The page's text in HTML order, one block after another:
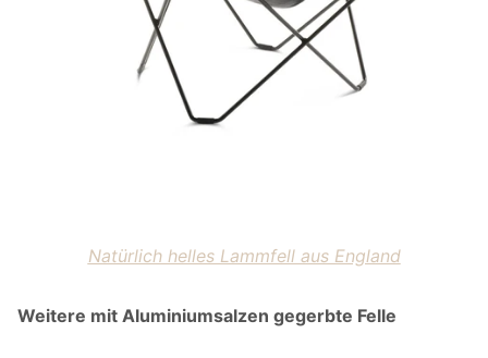
Natürlich helles Lammfell aus England
Weitere mit Aluminiumsalzen gegerbte Felle